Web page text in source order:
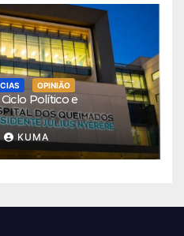
OPINIÃO
Político e
KUMA